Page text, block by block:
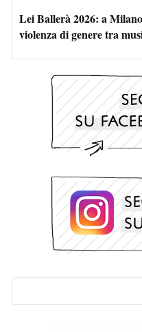
Lei Ballerà 2026: a
violenza di genere tra